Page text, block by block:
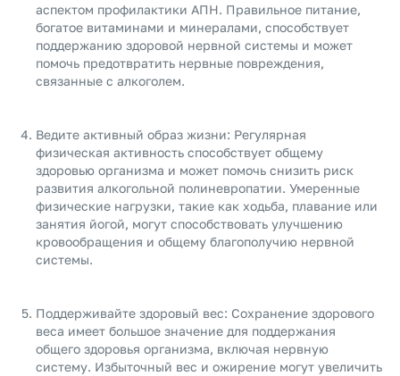
аспектом профилактики АПН. Правильное питание,
богатое витаминами и минералами, способствует
поддержанию здоровой нервной системы и может
помочь предотвратить нервные повреждения,
связанные с алкоголем.
Ведите активный образ жизни: Регулярная
физическая активность способствует общему
здоровью организма и может помочь снизить риск
развития алкогольной полиневропатии. Умеренные
физические нагрузки, такие как ходьба, плавание или
занятия йогой, могут способствовать улучшению
кровообращения и общему благополучию нервной
системы.
Поддерживайте здоровый вес: Сохранение здорового
веса имеет большое значение для поддержания
общего здоровья организма, включая нервную
систему. Избыточный вес и ожирение могут увеличить